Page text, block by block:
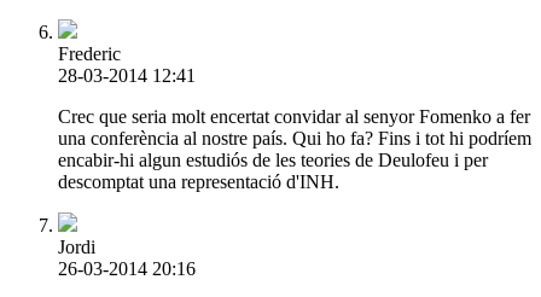
Frederic
28-03-2014 12:41
Crec que seria molt encertat convidar al senyor Fomenko a fer
una conferència al nostre país. Qui ho fa? Fins i tot hi podríem
encabir-hi algun estudiós de les teories de Deulofeu i per
descomptat una representació d'INH.
Jordi
26-03-2014 20:16